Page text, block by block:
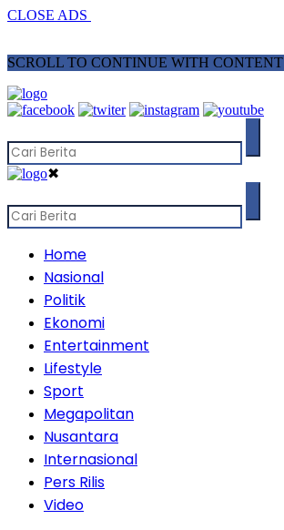
CLOSE ADS
SCROLL TO CONTINUE WITH CONTENT
✖
Home
Nasional
Politik
Ekonomi
Entertainment
Lifestyle
Sport
Megapolitan
Nusantara
Internasional
Pers Rilis
Video